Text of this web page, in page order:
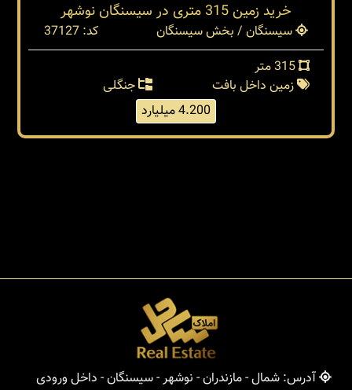
خرید زمین 315 متری در سیسنگان نوشهر
سیسنگان / بخش سیسنگان
کد: 37127
زمین داخل بافت
جنگلی
4.200 میلیارد
آدرس: شمال - مازندران - نوشهر - سیسنگان - داخل ورودی